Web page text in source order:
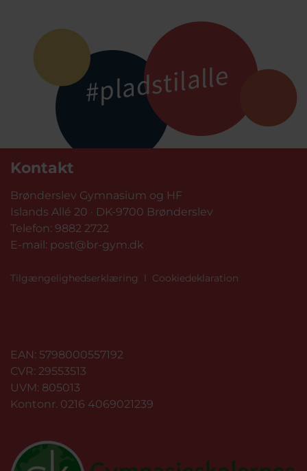
Kontakt
Brønderslev Gymnasium og HF
Islands Allé 20 · DK-9700 Brønderslev
Telefon: 9882 2722
E-mail: post@br-gym.dk
Tilgængelighedserklæring l Cookiedeklaration
EAN: 5798000557192
CVR: 29553513
UVM: 805013
Kontonr. 0216 4069021239